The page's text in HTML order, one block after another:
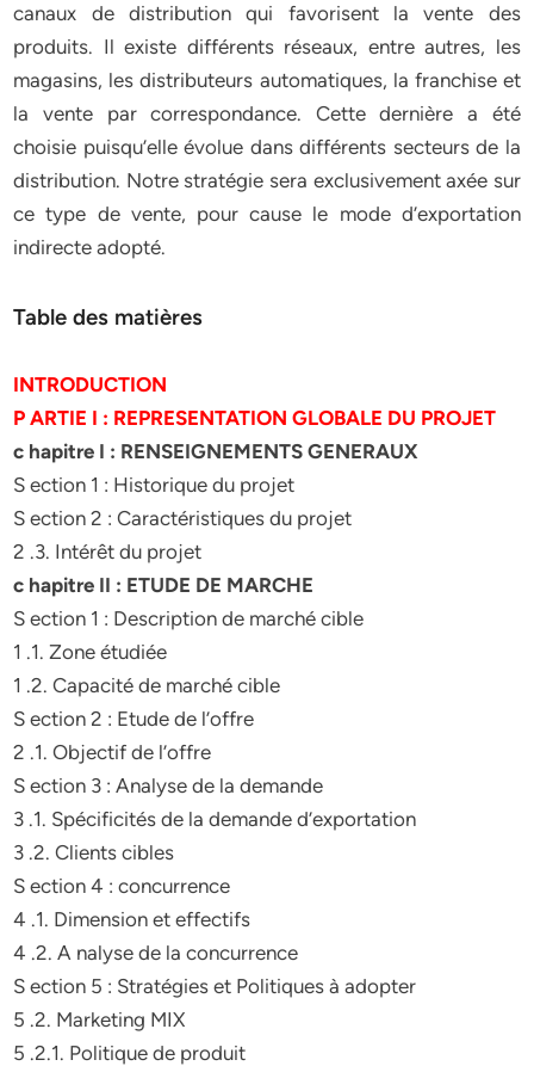
canaux de distribution qui favorisent la vente des
produits. Il existe différents réseaux, entre autres, les
magasins, les distributeurs automatiques, la franchise et
la vente par correspondance. Cette dernière a été
choisie puisqu’elle évolue dans différents secteurs de la
distribution. Notre stratégie sera exclusivement axée sur
ce type de vente, pour cause le mode d’exportation
indirecte adopté.
Table des matières
INTRODUCTION
P ARTIE I : REPRESENTATION GLOBALE DU PROJET
c hapitre I : RENSEIGNEMENTS GENERAUX
S ection 1 : Historique du projet
S ection 2 : Caractéristiques du projet
2 .3. Intérêt du projet
c hapitre II : ETUDE DE MARCHE
S ection 1 : Description de marché cible
1 .1. Zone étudiée
1 .2. Capacité de marché cible
S ection 2 : Etude de l’offre
2 .1. Objectif de l’offre
S ection 3 : Analyse de la demande
3 .1. Spécificités de la demande d’exportation
3 .2. Clients cibles
S ection 4 : concurrence
4 .1. Dimension et effectifs
4 .2. A nalyse de la concurrence
S ection 5 : Stratégies et Politiques à adopter
5 .2. Marketing MIX
5 .2.1. Politique de produit